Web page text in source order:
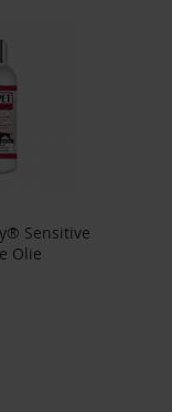
Sensitive
Olie